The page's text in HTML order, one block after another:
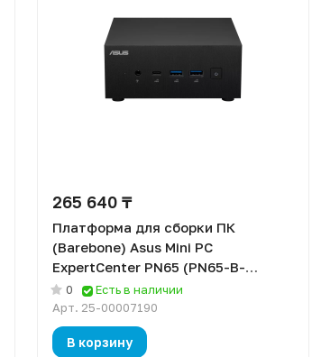
265 640 ₸
Платформа для сборки ПК
(Barebone) Asus Mini PC
ExpertCenter PN65 (PN65-B-
S5040MD) [Core Ultra 5 125H, Без
ОЗУ, DOS]
0
Есть в наличии
Арт. 25-00007190
В корзину